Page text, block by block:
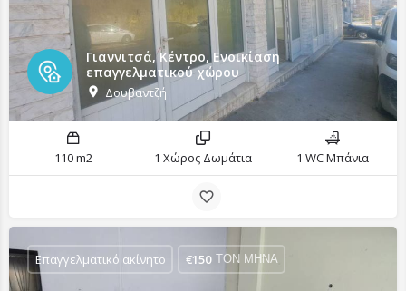
Γιαννιτσά, Κέντρο, Ενοικίαση
επαγγελματικού χώρου
Δουβαντζή
110 m2 1 Χώρος Δωμάτια 1 WC Μπάνια
Επαγγελματικό ακίνητο €150 ΤΟΝ ΜΗΝΑ